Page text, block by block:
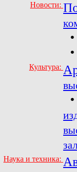
Новости:
•
•
Культура:
•
Наука и техника: